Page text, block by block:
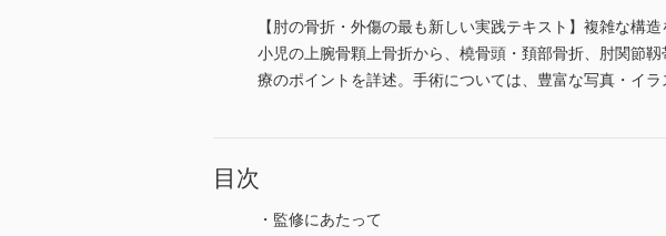
【肘の骨折・外傷の最も新しい実践テキスト】複雑な構
小児の上腕骨顆上骨折から、橈骨頭・頚部骨折、肘関節
療のポイントを詳述。手術については、豊富な写真・イ
目次
・監修にあたって